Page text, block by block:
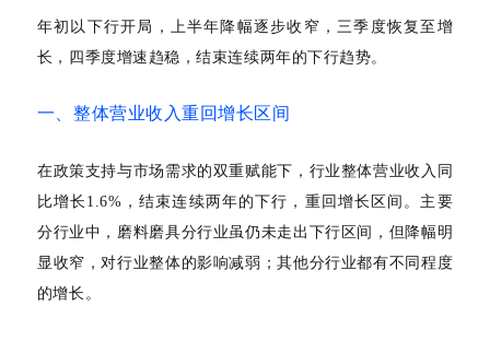
年初以下行开局，上半年降幅逐步收窄，三季度恢复至增
长，四季度增速趋稳，结束连续两年的下行趋势。
一、整体营业收入重回增长区间
在政策支持与市场需求的双重赋能下，行业整体营业收入同
比增长 1.6%，结束连续两年的下行，重回增长区间。主要
分行业中，磨料磨具分行业虽仍未走出下行区间，但降幅明
显收窄，对行业整体的影响减弱；其他分行业都有不同程度
的增长。